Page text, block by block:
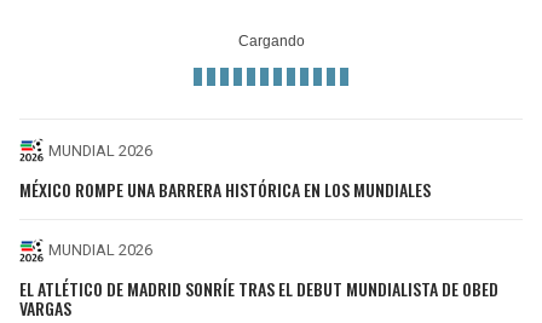
MUNDIAL 2026
MÉXICO ROMPE UNA BARRERA HISTÓRICA EN LOS MUNDIALES
MUNDIAL 2026
EL ATLÉTICO DE MADRID SONRÍE TRAS EL DEBUT MUNDIALISTA DE OBED
VARGAS